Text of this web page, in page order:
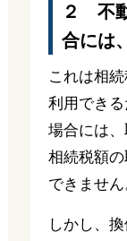
２ 不
合には
これは相
利用でき
場合には
相続税額
できません
しかし、